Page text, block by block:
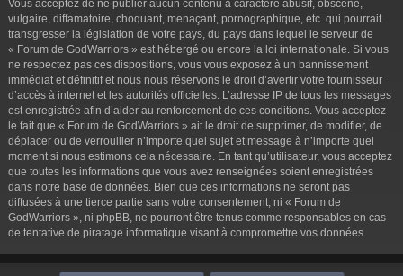
Vous acceptez de ne publier aucun contenu à caractère abusif, obscène,
vulgaire, diffamatoire, choquant, menaçant, pornographique, etc. qui pourrait
transgresser la législation de votre pays, du pays dans lequel le serveur de
« Forum de GodWarriors » est hébergé ou encore la loi internationale. Si vous
ne respectez pas ces dispositions, vous vous exposez à un bannissement
immédiat et définitif et nous nous réservons le droit d’avertir votre fournisseur
d’accès à internet et les autorités officielles. L’adresse IP de tous les messages
est enregistrée afin d’aider au renforcement de ces conditions. Vous acceptez
le fait que « Forum de GodWarriors » ait le droit de supprimer, de modifier, de
déplacer ou de verrouiller n’importe quel sujet et message à n’importe quel
moment si nous estimons cela nécessaire. En tant qu’utilisateur, vous acceptez
que toutes les informations que vous avez renseignées soient enregistrées
dans notre base de données. Bien que ces informations ne seront pas
diffusées à une tierce partie sans votre consentement, ni « Forum de
GodWarriors », ni phpBB, ne pourront être tenus comme responsables en cas
de tentative de piratage informatique visant à compromettre vos données.